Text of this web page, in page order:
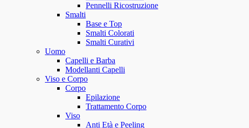
Pennelli Ricostruzione
Smalti
Base e Top
Smalti Colorati
Smalti Curativi
Uomo
Capelli e Barba
Modellanti Capelli
Viso e Corpo
Corpo
Epilazione
Trattamento Corpo
Viso
Anti Età e Peeling